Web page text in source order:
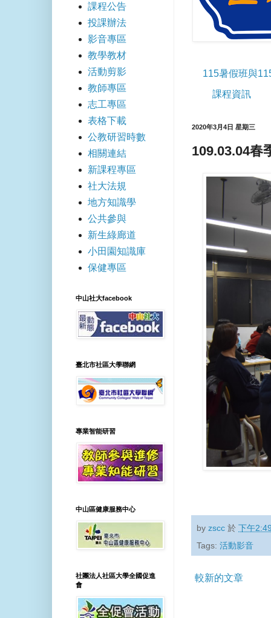
115暑假班與
課程資訊
2020年3月4日 星期三
109.03.04春
byzscc 於下午
Tags:活動影音
較新的文章
課程公告
投課辦法
影音專區
教學教材
活動剪影
教師專區
志工專區
表格下載
公教研習時數
相關連結
新課程專區
社大法規
地方知識學
公共參與
新生綠廊道
小田園知識庫
保健專區
中山社大facebook
臺北市社區大學聯網
專業智能研習
中山區健康服務中心
社團法人社區大學全國促進
會